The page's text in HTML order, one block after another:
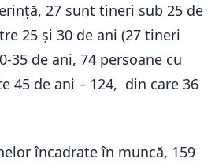
27 sunt tineri sub 25 de
25 și 30 de ani (27 tineri
35 de ani, 74 persoane cu
45 de ani – 124, din care 36
încadrate în muncă, 159